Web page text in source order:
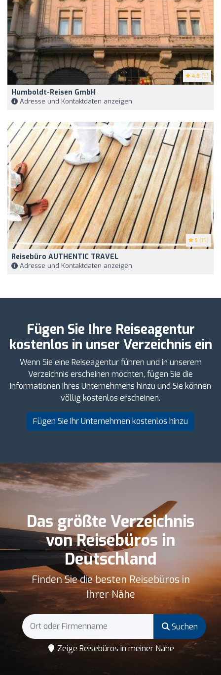
4.8 (6)
Humboldt-Reisen GmbH
Adresse und Kontaktdaten anzeigen
5 (15)
Reisebüro AUTHENTIC TRAVEL
Adresse und Kontaktdaten anzeigen
Fügen Sie Ihre Reiseagentur
kostenlos in unser Verzeichnis ein
Wenn Sie eine Reiseagentur führen und in unserem
Verzeichnis erscheinen möchten, fügen Sie die
Informationen Ihres Unternehmens hinzu und Sie können
völlig kostenlos erscheinen.
Fügen Sie Ihr Unternehmen kostenlos hinzu
Das größte Verzeichnis
von Reisebüros in
Deutschland
Finden Sie die besten Reisebüros in
Ihrer Nähe
Suchen
Zeige Reisebüros in meiner Nähe